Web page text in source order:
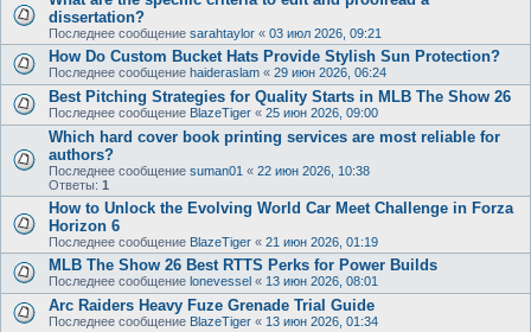
dissertation?
Последнее сообщение sarahtaylor « 03 июл 2026, 09:21
How Do Custom Bucket Hats Provide Stylish Sun Protection?
Последнее сообщение haideraslam « 29 июн 2026, 06:24
Best Pitching Strategies for Quality Starts in MLB The Show 26
Последнее сообщение BlazeTiger « 25 июн 2026, 09:00
Which hard cover book printing services are most reliable for
authors?
Последнее сообщение suman01 « 22 июн 2026, 10:38
Ответы: 1
How to Unlock the Evolving World Car Meet Challenge in Forza
Horizon 6
Последнее сообщение BlazeTiger « 21 июн 2026, 01:19
MLB The Show 26 Best RTTS Perks for Power Builds
Последнее сообщение lonevessel « 13 июн 2026, 08:01
Arc Raiders Heavy Fuze Grenade Trial Guide
Последнее сообщение BlazeTiger « 13 июн 2026, 01:34